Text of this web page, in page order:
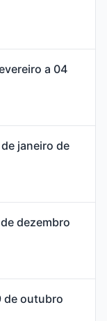
a 04
janeiro de
dezembro
de outubro